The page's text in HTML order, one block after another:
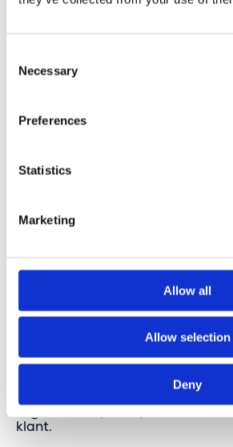
Selection
Necessary
Preferences
Statistics
Marketing
Allow all
Allow selection
Deny
Onafhankelijk en
klantgericht
Merkator is steeds vendor-
altijd de juiste tools voor elke
afgestemd op de specifieke
klant.